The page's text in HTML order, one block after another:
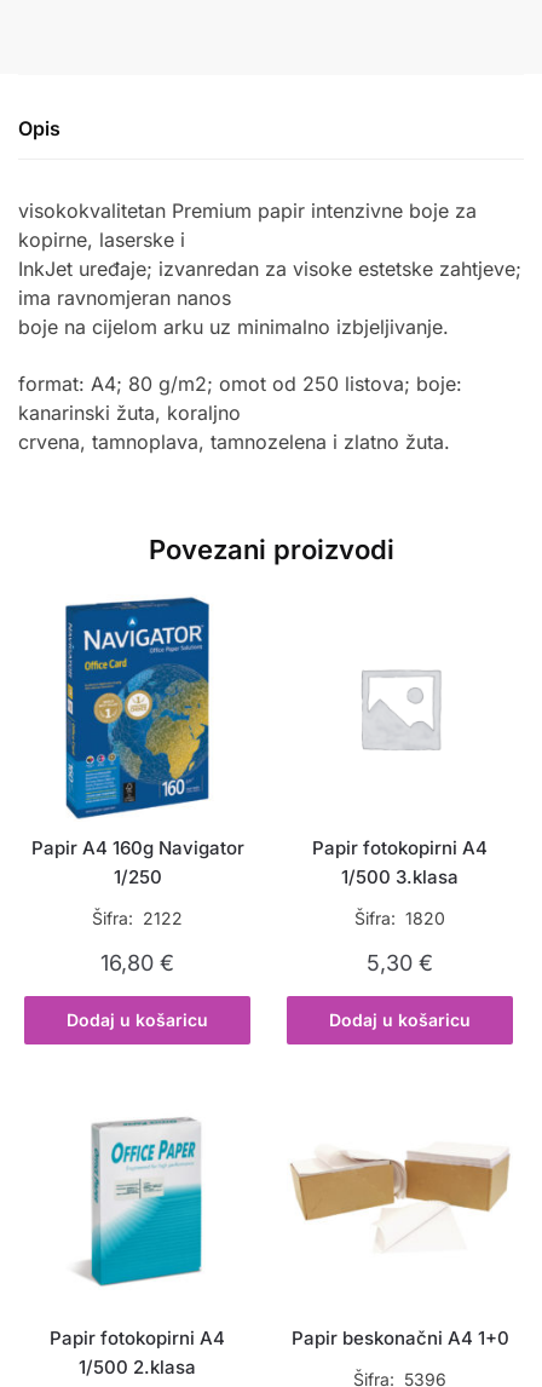
Opis
visokokvalitetan Premium papir intenzivne boje za
kopirne, laserske i
InkJet uređaje; izvanredan za visoke estetske zahtjeve;
ima ravnomjeran nanos
boje na cijelom arku uz minimalno izbjeljivanje.
format: A4; 80 g/m2; omot od 250 listova; boje:
kanarinski žuta, koraljno
crvena, tamnoplava, tamnozelena i zlatno žuta.
Povezani proizvodi
Papir A4 160g Navigator
1/250
Šifra: 2122
16,80€
Dodaj u košaricu
Papir fotokopirni A4
1/500 3.klasa
Šifra: 1820
5,30€
Dodaj u košaricu
Papir fotokopirni A4
1/500 2.klasa
Papir beskonačni A4 1+0
Šifra: 5396